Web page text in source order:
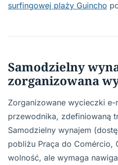
surfingowej plaży Guincho
Samodzielny
zorganizowana
Zorganizowane wycieczki
przewodnika, zdefiniowaną
Samodzielny wynajem
pobliżu Praça do Comércio,
wolność, ale wymaga